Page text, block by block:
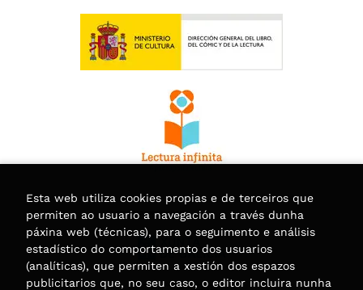
Esta web utiliza cookies propias e de terceiros que
permiten ao usuario a navegación a través dunha
páxina web (técnicas), para o seguimento e análisis
estadístico do comportamento dos usuarios
(analíticas), que permiten a xestión dos espazos
publicitarios que, no seu caso, o editor incluira nunha